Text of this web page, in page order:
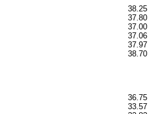
38.25
37.80
37.00
37.06
37.97
38.70
36.75
33.57